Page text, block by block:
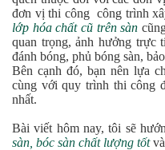
đơn vị thi công công trình
lớp hóa chất cũ trên sàn
quan trọng, ảnh hưởng trực
đánh bóng, phủ bóng sàn,
Bên cạnh đó, bạn nên lựa
cùng với quy trình thi công
nhất.
Bài viết hôm nay, tôi sẽ
sàn, bóc sàn chất lượng tốtvà